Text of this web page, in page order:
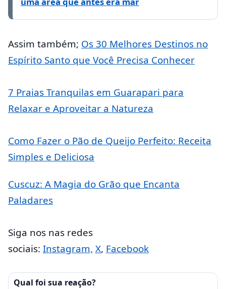
Assim também; Os 30 Melhores Destinos no
Espírito Santo que Você Precisa Conhecer
7 Praias Tranquilas em Guarapari para
Relaxar e Aproveitar a Natureza
Como Fazer o Pão de Queijo Perfeito: Receita
Simples e Deliciosa
Cuscuz: A Magia do Grão que Encanta
Paladares
Siga nos nas redes
sociais: Instagram, X, Facebook
Qual foi sua reação?